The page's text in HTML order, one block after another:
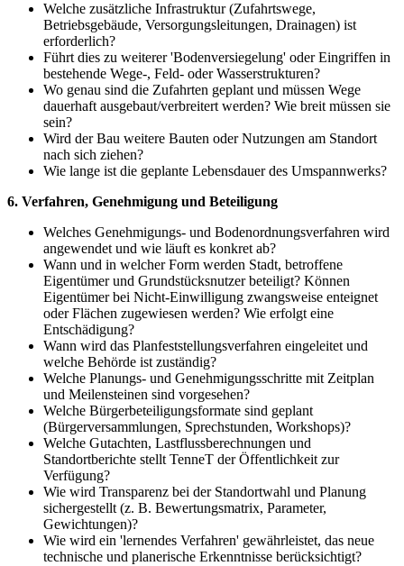
Welche zusätzliche Infrastruktur (Zufahrtswege,
Betriebsgebäude, Versorgungsleitungen, Drainagen) ist
erforderlich?
Führt dies zu weiterer 'Bodenversiegelung' oder Eingriffen in
bestehende Wege-, Feld- oder Wasserstrukturen?
Wo genau sind die Zufahrten geplant und müssen Wege
dauerhaft ausgebaut/verbreitert werden? Wie breit müssen sie
sein?
Wird der Bau weitere Bauten oder Nutzungen am Standort
nach sich ziehen?
Wie lange ist die geplante Lebensdauer des Umspannwerks?
6. Verfahren, Genehmigung und Beteiligung
Welches Genehmigungs- und Bodenordnungsverfahren wird
angewendet und wie läuft es konkret ab?
Wann und in welcher Form werden Stadt, betroffene
Eigentümer und Grundstücksnutzer beteiligt? Können
Eigentümer bei Nicht-Einwilligung zwangsweise enteignet
oder Flächen zugewiesen werden? Wie erfolgt eine
Entschädigung?
Wann wird das Planfeststellungsverfahren eingeleitet und
welche Behörde ist zuständig?
Welche Planungs- und Genehmigungsschritte mit Zeitplan
und Meilensteinen sind vorgesehen?
Welche Bürgerbeteiligungsformate sind geplant
(Bürgerversammlungen, Sprechstunden, Workshops)?
Welche Gutachten, Lastflussberechnungen und
Standortberichte stellt TenneT der Öffentlichkeit zur
Verfügung?
Wie wird Transparenz bei der Standortwahl und Planung
sichergestellt (z. B. Bewertungsmatrix, Parameter,
Gewichtungen)?
Wie wird ein 'lernendes Verfahren' gewährleistet, das neue
technische und planerische Erkenntnisse berücksichtigt?